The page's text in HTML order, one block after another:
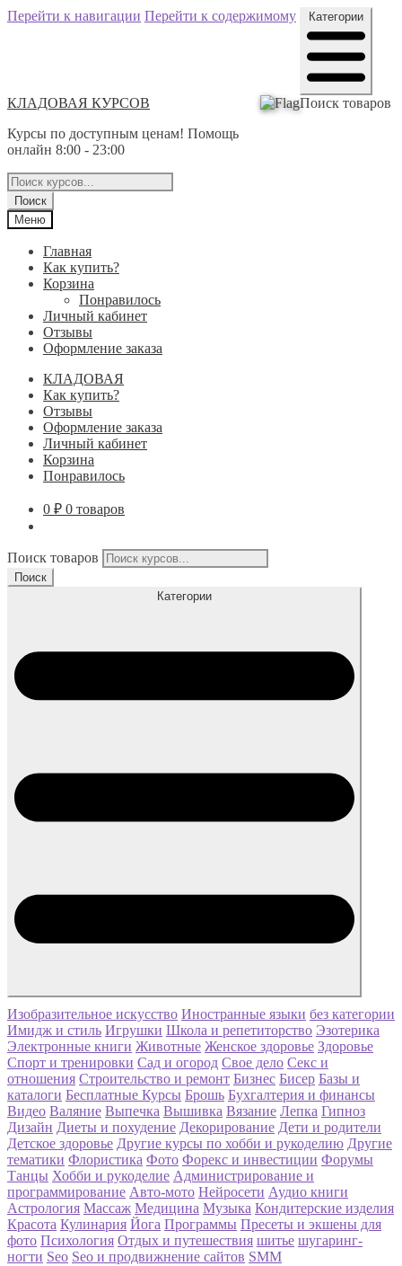
Перейти к навигации Перейти к содержимому
КЛАДОВАЯ КУРСОВ
Курсы по доступным ценам! Помощь
онлайн 8:00 - 23:00
Категории
Поиск товаров
Поиск
Меню
Главная
Как купить?
Корзина
Понравилось
Личный кабинет
Отзывы
Оформление заказа
КЛАДОВАЯ
Как купить?
Отзывы
Оформление заказа
Личный кабинет
Корзина
Понравилось
0 ₽ 0 товаров
Поиск товаров
Поиск
Категории
Изобразительное искусство Иностранные языки без категории
Имидж и стиль Игрушки Школа и репетиторство Эзотерика
Электронные книги Животные Женское здоровье Здоровье
Спорт и тренировки Сад и огород Свое дело Секс и
отношения Строительство и ремонт Бизнес Бисер Базы и
каталоги Бесплатные Курсы Брошь Бухгалтерия и финансы
Видео Валяние Выпечка Вышивка Вязание Лепка Гипноз
Дизайн Диеты и похудение Декорирование Дети и родители
Детское здоровье Другие курсы по хобби и рукоделию Другие
тематики Флористика Фото Форекс и инвестиции Форумы
Танцы Хобби и рукоделие Администрирование и
программирование Авто-мото Нейросети Аудио книги
Астрология Массаж Медицина Музыка Кондитерские изделия
Красота Кулинария Йога Программы Пресеты и экшены для
фото Психология Отдых и путешествия шитье шугаринг-
ногти Seo Seo и продвижнение сайтов SMM